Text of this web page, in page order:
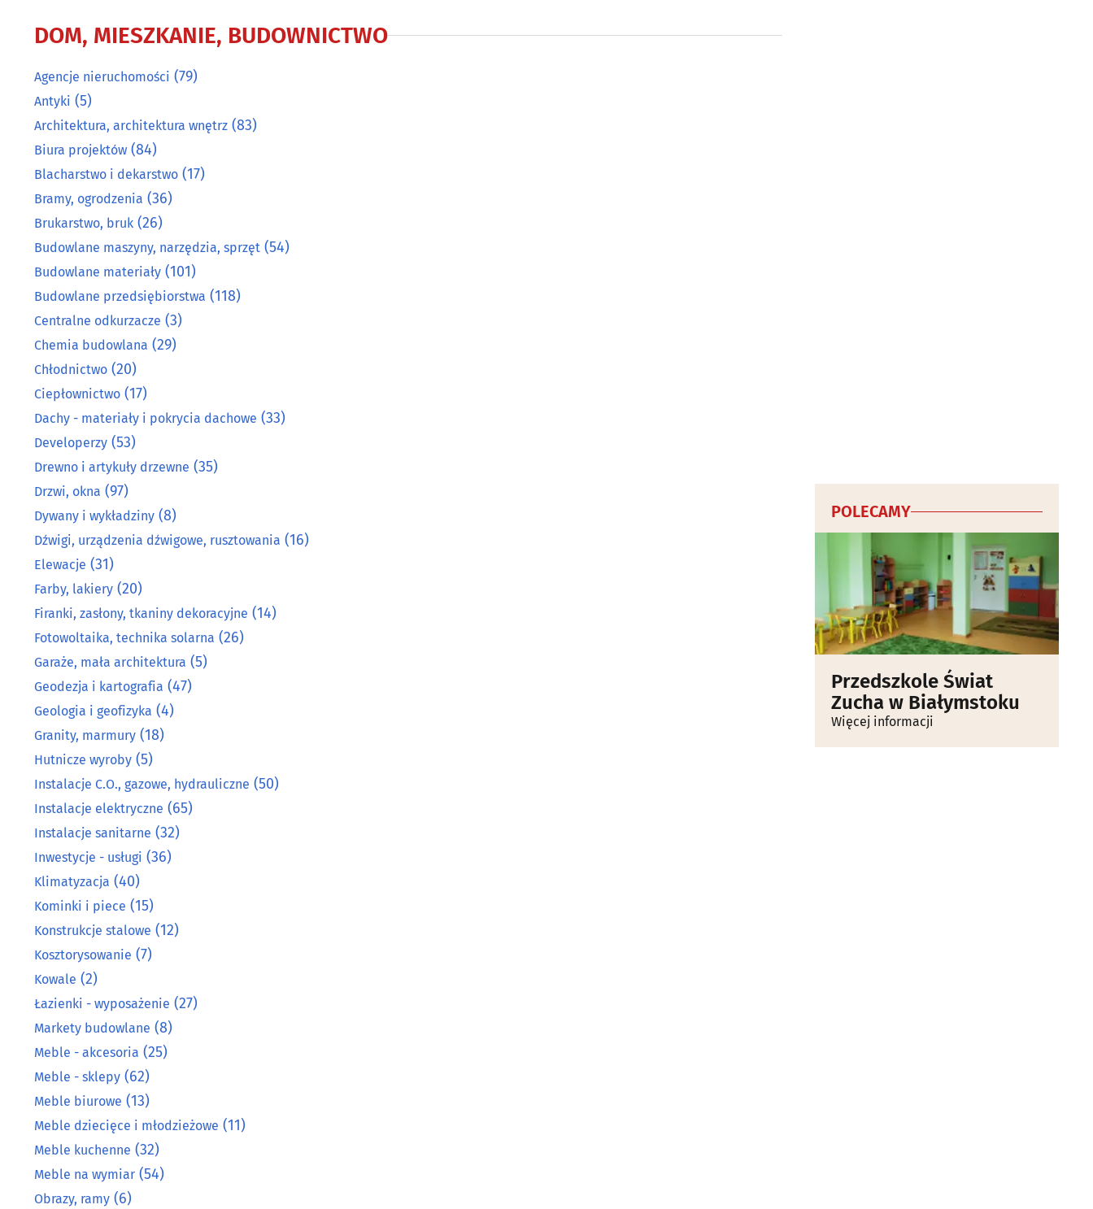
DOM, MIESZKANIE, BUDOWNICTWO
Agencje nieruchomości (79)
Antyki (5)
Architektura, architektura wnętrz (83)
Biura projektów (84)
Blacharstwo i dekarstwo (17)
Bramy, ogrodzenia (36)
Brukarstwo, bruk (26)
Budowlane maszyny, narzędzia, sprzęt (54)
Budowlane materiały (101)
Budowlane przedsiębiorstwa (118)
Centralne odkurzacze (3)
Chemia budowlana (29)
Chłodnictwo (20)
Ciepłownictwo (17)
Dachy - materiały i pokrycia dachowe (33)
Developerzy (53)
Drewno i artykuły drzewne (35)
Drzwi, okna (97)
Dywany i wykładziny (8)
Dźwigi, urządzenia dźwigowe, rusztowania (16)
Elewacje (31)
Farby, lakiery (20)
Firanki, zasłony, tkaniny dekoracyjne (14)
Fotowoltaika, technika solarna (26)
Garaże, mała architektura (5)
Geodezja i kartografia (47)
Geologia i geofizyka (4)
Granity, marmury (18)
Hutnicze wyroby (5)
Instalacje C.O., gazowe, hydrauliczne (50)
Instalacje elektryczne (65)
Instalacje sanitarne (32)
Inwestycje - usługi (36)
Klimatyzacja (40)
Kominki i piece (15)
Konstrukcje stalowe (12)
Kosztorysowanie (7)
Kowale (2)
Łazienki - wyposażenie (27)
Markety budowlane (8)
Meble - akcesoria (25)
Meble - sklepy (62)
Meble biurowe (13)
Meble dziecięce i młodzieżowe (11)
Meble kuchenne (32)
Meble na wymiar (54)
Obrazy, ramy (6)
POLECAMY
Przedszkole Świat
Zucha w Białymstoku
Więcej informacji